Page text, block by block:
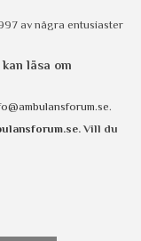
av några entusiaster
läsa om
.
. Vill du